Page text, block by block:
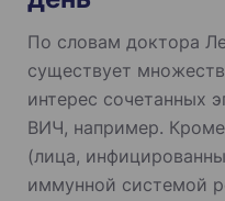
По словам доктора
существует
интерес сочетанных
ВИЧ, например.
(лица,
иммунной системой